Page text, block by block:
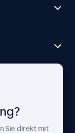
Sie direkt mit